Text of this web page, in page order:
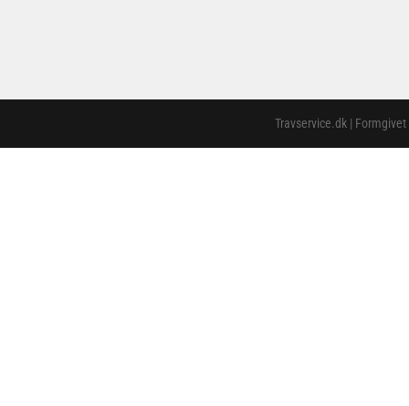
Travservice.dk |